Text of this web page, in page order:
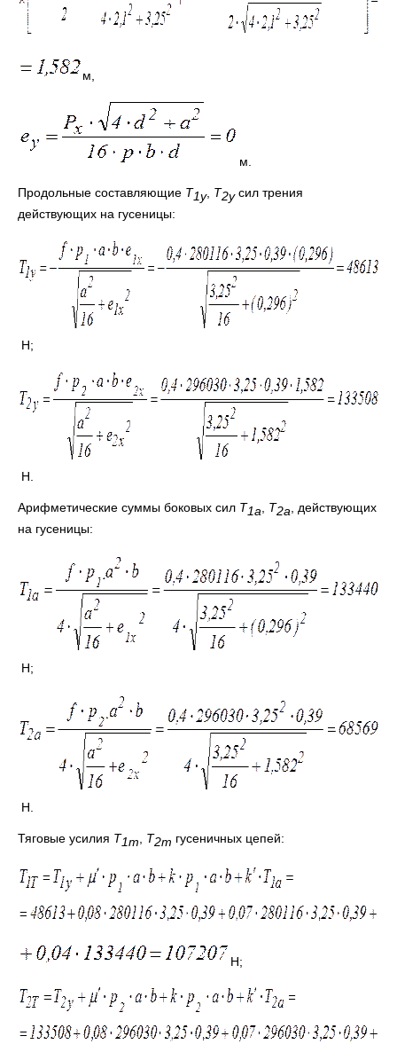
м,
м.
Продольные составляющие T1y, T2yсил трения
действующих на гусеницы:
Н;
Н.
Арифметические суммы боковых сил T1a, T2a, действующих
на гусеницы:
Н;
Н.
Тяговые усилия T1т T2т гусеничных цепей:
Н;